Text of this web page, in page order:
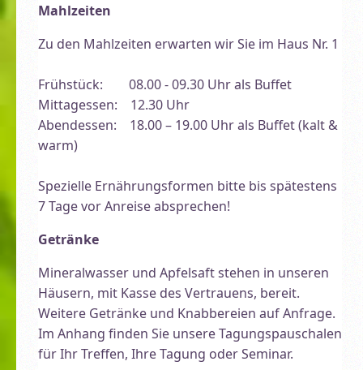
Mahlzeiten
Zu den Mahlzeiten erwarten wir Sie im Haus Nr. 1
Frühstück: 08.00 - 09.30 Uhr als Buffet
Mittagessen: 12.30 Uhr
Abendessen: 18.00 – 19.00 Uhr als Buffet (kalt &
warm)
Spezielle Ernährungsformen bitte bis spätestens
7 Tage vor Anreise absprechen!
Getränke
Mineralwasser und Apfelsaft stehen in unseren
Häusern, mit Kasse des Vertrauens, bereit.
Weitere Getränke und Knabbereien auf Anfrage.
Im Anhang finden Sie unsere Tagungspauschalen
für Ihr Treffen, Ihre Tagung oder Seminar.